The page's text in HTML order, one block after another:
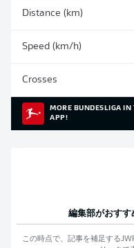
Distance (km)
Speed (km/h)
Crosses
MORE BUNDESLIGA IN
APP!
編集部がおすす
この時点で、記事を補足する